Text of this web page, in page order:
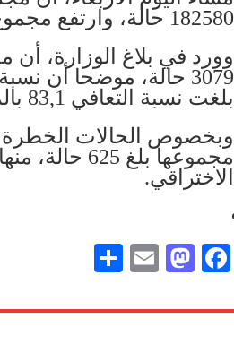
182580 حالة، وارتفع مجموع حالات الشفاء إلى 151634 حالة.
وورد في بلاغ الوزارة، أن
بلغت نسبة التعافي 83,1 بالمائة.
وبخصوص الحالات الخطرة
الاختراقي.
Fa
bo
M
to
E
ail
re